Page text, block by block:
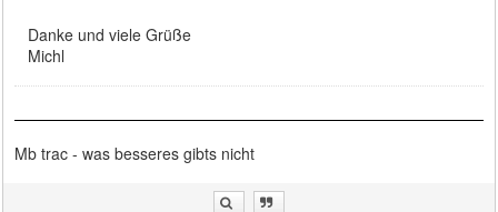
Danke und viele Grüße
Michl
Mb trac - was besseres gibts nicht